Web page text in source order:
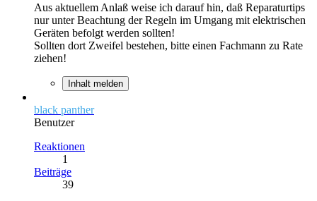
Aus aktuellem Anlaß weise ich darauf hin, daß Reparaturtips
nur unter Beachtung der Regeln im Umgang mit elektrischen
Geräten befolgt werden sollten!
Sollten dort Zweifel bestehen, bitte einen Fachmann zu Rate
ziehen!
Inhalt melden
black panther
Benutzer
Reaktionen
1
Beiträge
39